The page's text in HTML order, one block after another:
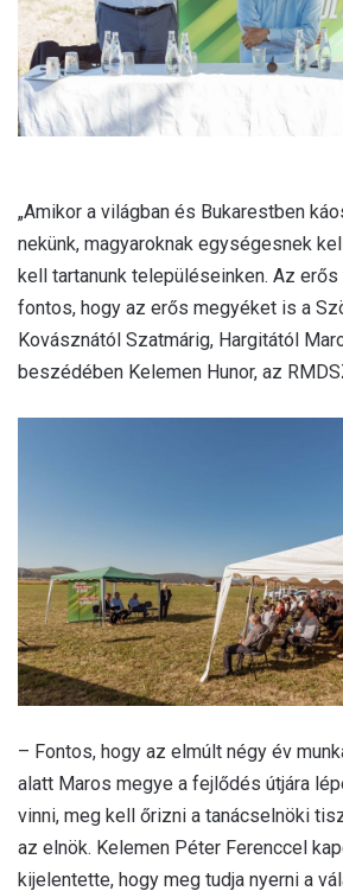
l
„Amikor a világban és Bukarestben
nekünk, magyaroknak egységesnek
kell tartanunk településeinken. Az
fontos, hogy az erős megyéket is a
Kovásznától Szatmárig, Hargitától
beszédében Kelemen Hunor, az
– Fontos, hogy az elmúlt négy év
alatt Maros megye a fejlődés útjára
vinni, meg kell őrizni a tanácselnöki
az elnök. Kelemen Péter Ferenccel
kijelentette, hogy meg tudja nyerni a